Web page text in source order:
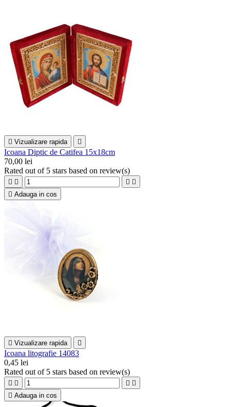
 Vizualizare rapida 
Icoana Diptic de Catifea 15x18cm
70,00 lei
Rated out of 5 stars based on review(s)
   
 Adauga in cos
 Vizualizare rapida 
Icoana litografie 14083
0,45 lei
Rated out of 5 stars based on review(s)
   
 Adauga in cos